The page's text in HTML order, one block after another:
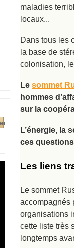
maladies
locaux...
Dans tous les
la base de
colonisation,
Le sommet
hommes
sur la
L’énergie, la
ces
Les liens
Le sommet
accompagnés
organisations
cette liste très
longtemps